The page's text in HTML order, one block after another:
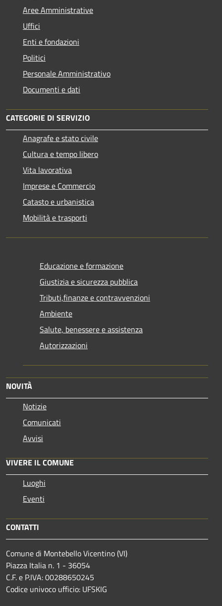
Aree Amministrative
Uffici
Enti e fondazioni
Politici
Personale Amministrativo
Documenti e dati
CATEGORIE DI SERVIZIO
Anagrafe e stato civile
Cultura e tempo libero
Vita lavorativa
Imprese e Commercio
Catasto e urbanistica
Mobilità e trasporti
Educazione e formazione
Giustizia e sicurezza pubblica
Tributi,finanze e contravvenzioni
Ambiente
Salute, benessere e assistenza
Autorizzazioni
NOVITÀ
Notizie
Comunicati
Avvisi
VIVERE IL COMUNE
Luoghi
Eventi
CONTATTI
Comune di Montebello Vicentino (VI)
Piazza Italia n. 1 - 36054
C.F. e P.IVA: 00288650245
Codice univoco ufficio: UFSKIG